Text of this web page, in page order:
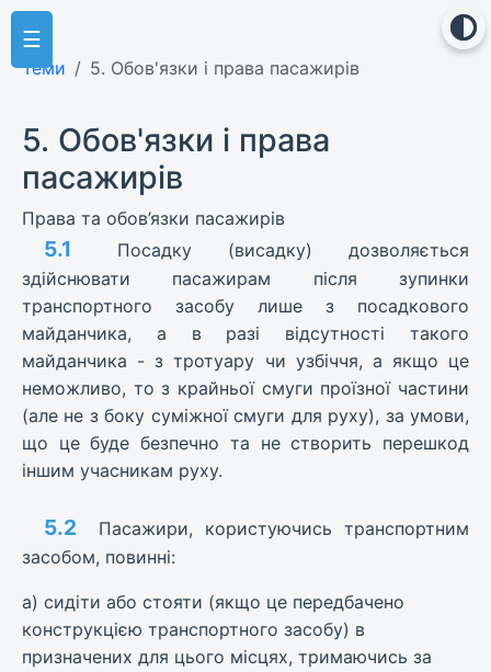
☰
Теми 5. Обов'язки і права пасажирів
5. Обов'язки і права
пасажирів
Права та обов’язки пасажирів
5.1
Посадку (висадку) дозволяється
здійснювати пасажирам після зупинки
транспортного засобу лише з посадкового
майданчика, а в разі відсутності такого
майданчика - з тротуару чи узбіччя, а якщо це
неможливо, то з крайньої смуги проїзної частини
(але не з боку суміжної смуги для руху), за умови,
що це буде безпечно та не створить перешкод
іншим учасникам руху.
5.2
Пасажири, користуючись транспортним
засобом, повинні:
а) сидіти або стояти (якщо це передбачено
конструкцією транспортного засобу) в
призначених для цього місцях, тримаючись за